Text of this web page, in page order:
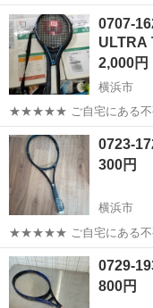
みしませんか？ 家電、趣
衣料服飾品、生活雑貨、家
ち込めます！ ※詳細はこ...
神奈川 横浜市
0707-
ULTRA
2,000円
横浜市
★★★★★ ご自宅にある不要
みしませんか？ 家電、趣
衣料服飾品、生活雑貨、家
ち込めます！ ※詳細はこ...
神奈川 横浜市
0723-
300円
横浜市
★★★★★ ご自宅にある不要
みしませんか？ 家電、趣
衣料服飾品、生活雑貨、家
ち込めます！ ※詳細はこ...
神奈川 横浜市
0729-
800円